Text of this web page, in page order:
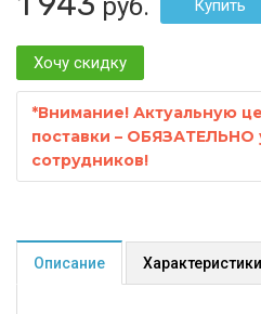
руб.
Хочу скидку
*Внимание! Актуальную
поставки – ОБЯЗАТЕЛЬНО
сотрудников!
Описание Характеристики